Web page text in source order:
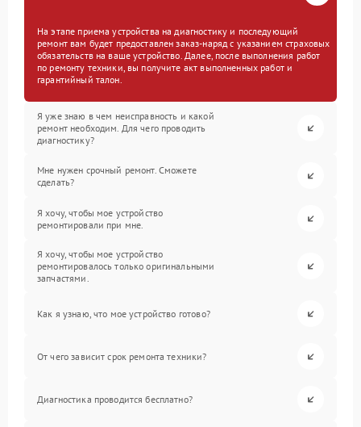
На этапе приема устройства на диагностику и последующий
ремонт вам будет предоставлен заказ-наряд с указанием страховых
обязательств на ваше устройство. Далее, после выполнения работ
по ремонту техники, вы получите акт выполненных работ и
гарантийный талон.
Я уже знаю в чем неисправность и какой
ремонт необходим. Для чего проводить
диагностику?
Мне нужен срочный ремонт. Сможете
сделать?
Я хочу, чтобы мое устройство
ремонтировали при мне.
Я хочу, чтобы мое устройство
ремонтировалось только оригинальными
запчастями.
Как я узнаю, что мое устройство готово?
От чего зависит срок ремонта техники?
Диагностика проводится бесплатно?